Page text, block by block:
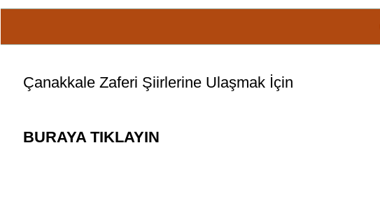
Çanakkale Zaferi Şiirlerine Ulaşmak İçin
BURAYA TIKLAYIN